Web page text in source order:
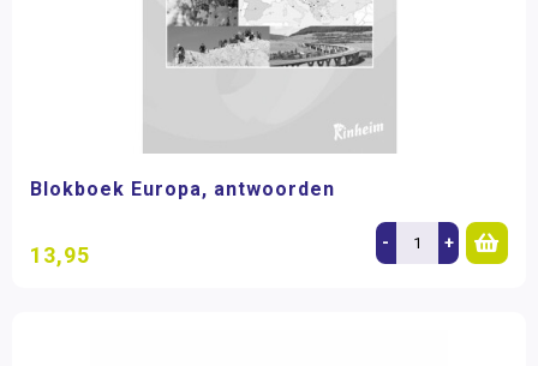
Blokboek Europa, antwoorden
13,95 - +